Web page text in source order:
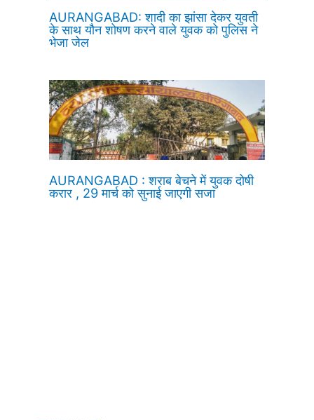
AURANGABAD: शादी का झांसा देकर युवती
के साथ यौन शोषण करने वाले युवक को पुलिस ने
भेजा जेल
AURANGABAD : शराब बेचने में युवक दोषी
करार , 29 मार्च को सुनाई जाएगी सजा